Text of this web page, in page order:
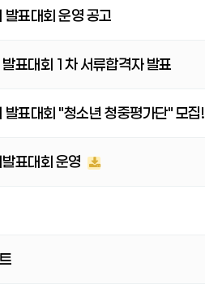
표대회 운영 공고
표대회 1차 서류합격자 발표
표대회 "청소년 청중평가단" 모집!
표대회 운영